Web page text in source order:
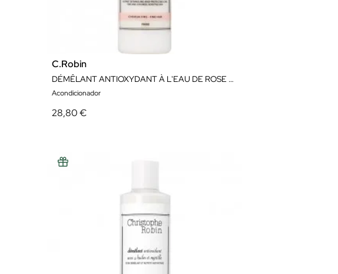
C.Robin
DÉMÊLANT ANTIOXYDANT À L'EAU DE ROSE 250ML
Acondicionador
28,80 €